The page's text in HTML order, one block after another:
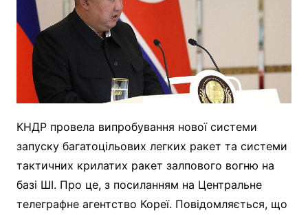
КНДР провела випробування нової системи
запуску багатоцільових легких ракет та системи
тактичних крилатих ракет залпового вогню на
базі ШІ. Про це, з посиланням на Центральне
телеграфне агентство Кореї. Повідомляється, що